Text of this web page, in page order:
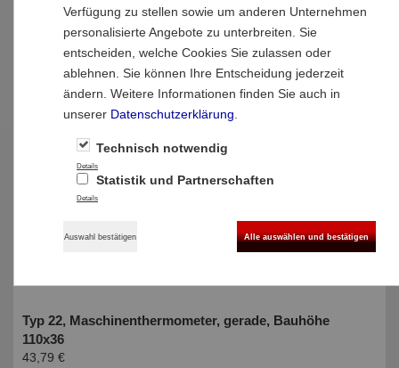
Maschinenthermometer
Typ 22, Maschinenthermometer, gerade, Bauhöhe
110x36
43,79 €
Verfügung zu stellen sowie um anderen Unternehmen
personalisierte Angebote zu unterbreiten. Sie
entscheiden, welche Cookies Sie zulassen oder
ablehnen. Sie können Ihre Entscheidung jederzeit
ändern. Weitere Informationen finden Sie auch in
unserer Datenschutzerklärung
Technisch notwendig
Details
Statistik und Partnerschaften
Details
Auswahl bestätigen Alle auswählen und bestätigen